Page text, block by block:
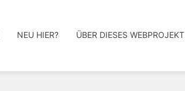
NEU HIER? ÜBER DIESES WEBPROJEKT